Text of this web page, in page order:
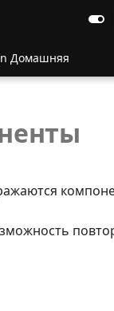
Домашняя